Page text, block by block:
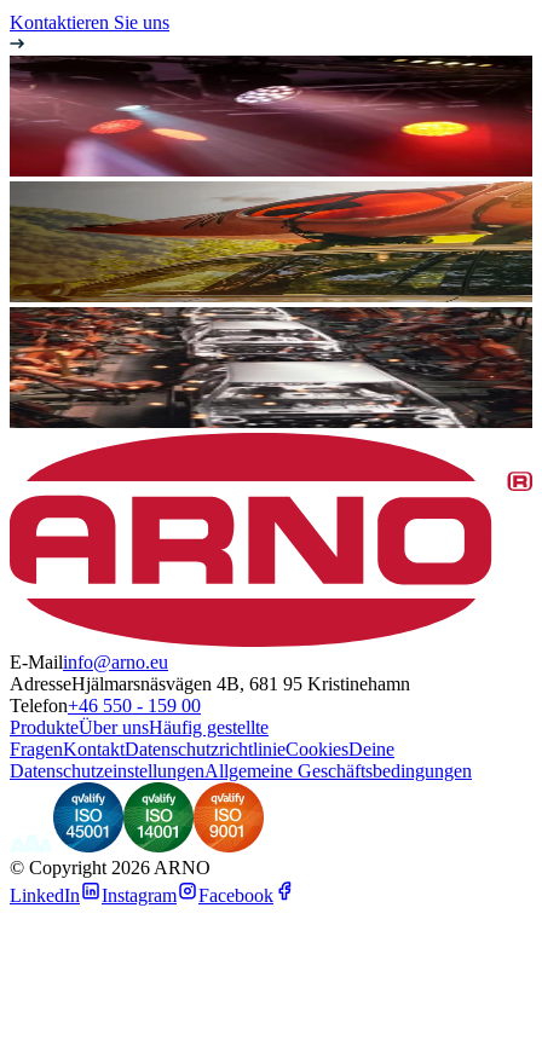
Kontaktieren Sie uns
E-Mailinfo@arno.eu
AdresseHjälmarsnäsvägen 4B, 681 95 Kristinehamn
Telefon+46 550 - 159 00
ProdukteÜber unsHäufig gestellte
FragenKontaktDatenschutzrichtlinieCookiesDeine
DatenschutzeinstellungenAllgemeine Geschäftsbedingungen
© Copyright 2026 ARNO
LinkedIn
Instagram Facebook